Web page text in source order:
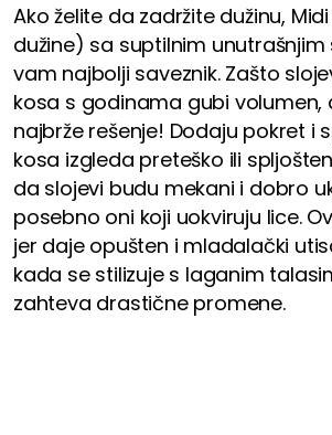
Ako želite da zadržite dužinu,
dužine) sa suptilnim
vam najbolji saveznik. Zašto
kosa s godinama gubi volumen,
najbrže rešenje! Dodaju pokret i
kosa izgleda preteško ili
da slojevi budu mekani i dobro
posebno oni koji uokviruju lice.
jer daje opušten i mladalački
kada se stilizuje s laganim
zahteva drastične promene.